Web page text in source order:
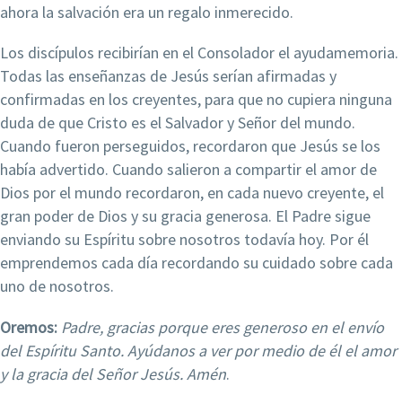
ahora la salvación era un regalo inmerecido.
Los discípulos recibirían en el Consolador el ayudamemoria.
Todas las enseñanzas de Jesús serían afirmadas y
confirmadas en los creyentes, para que no cupiera ninguna
duda de que Cristo es el Salvador y Señor del mundo.
Cuando fueron perseguidos, recordaron que Jesús se los
había advertido. Cuando salieron a compartir el amor de
Dios por el mundo recordaron, en cada nuevo creyente, el
gran poder de Dios y su gracia generosa. El Padre sigue
enviando su Espíritu sobre nosotros todavía hoy. Por él
emprendemos cada día recordando su cuidado sobre cada
uno de nosotros.
Oremos: Padre, gracias porque eres generoso en el envío
del Espíritu Santo. Ayúdanos a ver por medio de él el amor
y la gracia del Señor Jesús.Amén.